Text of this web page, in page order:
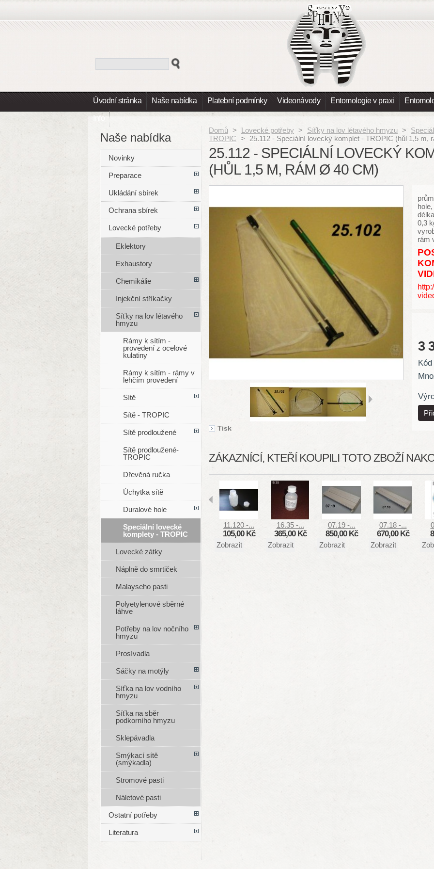
Úvodní stránka Naše nabídka Platební podmínky Videonávody Entomologie v praxi
Info
Domů > Lovecké potřeby > Síťky na lov létavého hmyzu >
TROPIC > 25.112 - Speciální lovecký komplet - TROPIC (hůl 1,5 m,
25.112 - SPECIÁLNÍ LOVECKÝ
(HŮL 1,5 M, RÁM Ø 40 CM)
Tisk
0,3
rám
3
ZÁKAZNÍCÍ, KTEŘÍ KOUPILI TOTO ZBOŽÍ
11.120 -...
105,00 Kč
Zobrazit
16.35 -...
365,00 Kč
Zobrazit
07.19 -...
850,00 Kč
Zobrazit
07.18 -...
670,00 Kč
Zobrazit
Naše nabídka
Novinky
Preparace
Ukládání sbírek
Ochrana sbírek
Lovecké potřeby
Eklektory
Exhaustory
Chemikálie
Injekční stříkačky
Síťky na lov létavého
hmyzu
Rámy k sítím -
provedení z ocelové
kulatiny
Rámy k sítím - rámy v
lehčím provedení
Sítě
Sítě - TROPIC
Sítě prodloužené
Sítě prodloužené-
TROPIC
Dřevěná ručka
Úchytka sítě
Duralové hole
Speciální lovecké
komplety - TROPIC
Lovecké zátky
Náplně do smrtiček
Malayseho pasti
Polyetylenové sběrné
láhve
Potřeby na lov nočního
hmyzu
Prosívadla
Sáčky na motýly
Síťka na lov vodního
hmyzu
Síťka na sběr
podkorního hmyzu
Sklepávadla
Smýkací sítě
(smýkadla)
Stromové pasti
Náletové pasti
Ostatní potřeby
Literatura